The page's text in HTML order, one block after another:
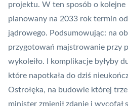
projektu. W ten sposób o kolejne
planowany na 2033 rok termin
jądrowego. Podsumowując: na
przygotowań majstrowanie przy
wykoleiło. I komplikacje byłyby
które napotkała do dziś
Ostrołęka, na budowie której
minister zmienił zdanie i wycofał